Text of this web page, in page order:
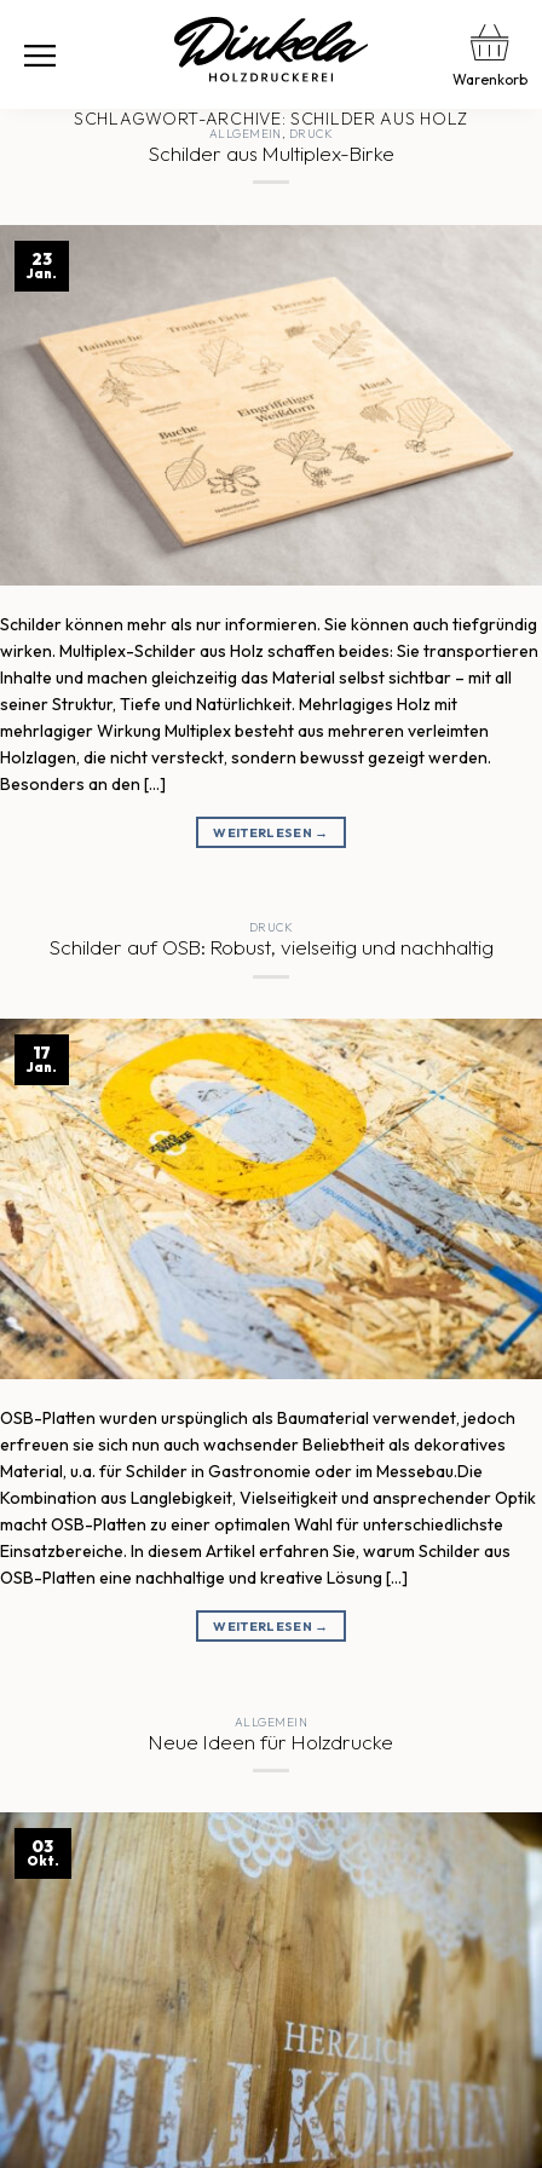
Warenkorb
SCHLAGWORT-ARCHIVE:SCHILDER AUS HOLZ
ALLGEMEIN , DRUCK
Schilder aus Multiplex-Birke
23
Jan.
Schilder können mehr als nur informieren. Sie können auch tiefgründig
wirken. Multiplex-Schilder aus Holz schaffen beides: Sie transportieren
Inhalte und machen gleichzeitig das Material selbst sichtbar – mit all
seiner Struktur, Tiefe und Natürlichkeit. Mehrlagiges Holz mit
mehrlagiger Wirkung Multiplex besteht aus mehreren verleimten
Holzlagen, die nicht versteckt, sondern bewusst gezeigt werden.
Besonders an den […]
WEITERLESEN →
DRUCK
Schilder auf OSB: Robust, vielseitig und nachhaltig
17
Jan.
OSB-Platten wurden urspünglich als Baumaterial verwendet, jedoch
erfreuen sie sich nun auch wachsender Beliebtheit als dekoratives
Material, u.a. für Schilder in Gastronomie oder im Messebau.Die
Kombination aus Langlebigkeit, Vielseitigkeit und ansprechender Optik
macht OSB-Platten zu einer optimalen Wahl für unterschiedlichste
Einsatzbereiche. In diesem Artikel erfahren Sie, warum Schilder aus
OSB-Platten eine nachhaltige und kreative Lösung […]
WEITERLESEN →
ALLGEMEIN
Neue Ideen für Holzdrucke
03
Okt.